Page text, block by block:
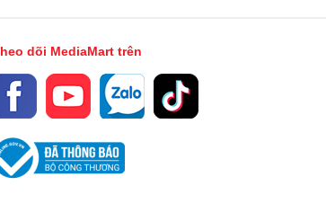
dõi MediaMart trên